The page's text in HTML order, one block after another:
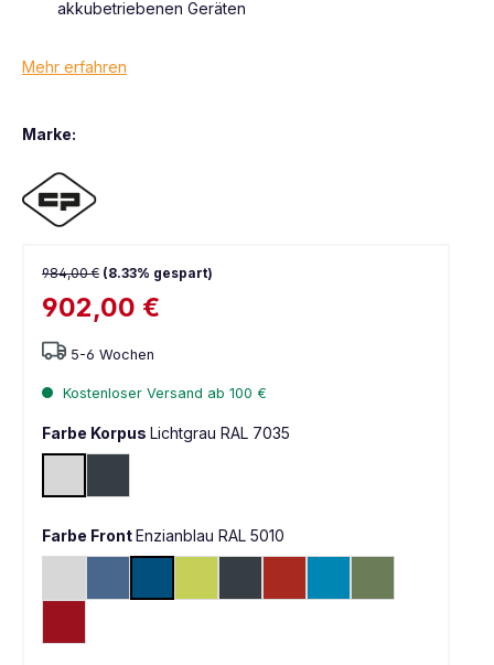
akkubetriebenen Geräten
Mehr erfahren
Marke:
984,00 € (8.33% gespart)
902,00 €
5-6 Wochen
Kostenloser Versand ab 100 €
Farbe Korpus Lichtgrau RAL 7035
Farbe FrontEnzianblau RAL 5010